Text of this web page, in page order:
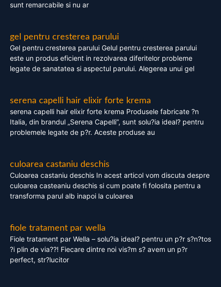
sunt remarcabile si nu ar
gel pentru cresterea parului
Gel pentru cresterea parului Gelul pentru cresterea parului
este un produs eficient in rezolvarea diferitelor probleme
legate de sanatatea si aspectul parului. Alegerea unui gel
serena capelli hair elixir forte krema
serena capelli hair elixir forte krema Produsele fabricate ?n
Italia, din brandul „Serena Capelli”, sunt solu?ia ideal? pentru
problemele legate de p?r. Aceste produse au
culoarea castaniu deschis
Culoarea castaniu deschis In acest articol vom discuta despre
culoarea casteaniu deschis si cum poate fi folosita pentru a
transforma parul alb inapoi la culoarea
fiole tratament par wella
Fiole tratament par Wella – solu?ia ideal? pentru un p?r s?n?tos
?i plin de via??! Fiecare dintre noi vis?m s? avem un p?r
perfect, str?lucitor